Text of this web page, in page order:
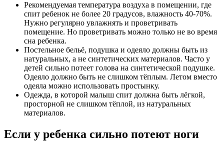
Рекомендуемая температура воздуха в помещении, где
спит ребенок не более 20 градусов, влажность 40-70%.
Нужно регулярно увлажнять и проветривать
помещение. Но проветривать можно только не во время
сна ребенка.
Постельное бельё, подушка и одеяло должны быть из
натуральных, а не синтетических материалов. Часто у
детей сильно потеет голова на синтетической подушке.
Одеяло должно быть не слишком тёплым. Летом вместо
одеяла можно использовать простынку.
Одежда, в которой малыш спит должна быть лёгкой,
просторной не слишком тёплой, из натуральных
материалов.
Если у ребенка сильно потеют ноги